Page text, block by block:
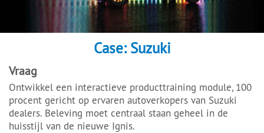
Case: Suzuki
Vraag
Ontwikkel een interactieve producttraining module, 100
procent gericht op ervaren autoverkopers van Suzuki
dealers. Beleving moet centraal staan geheel in de
huisstijl van de nieuwe Ignis.